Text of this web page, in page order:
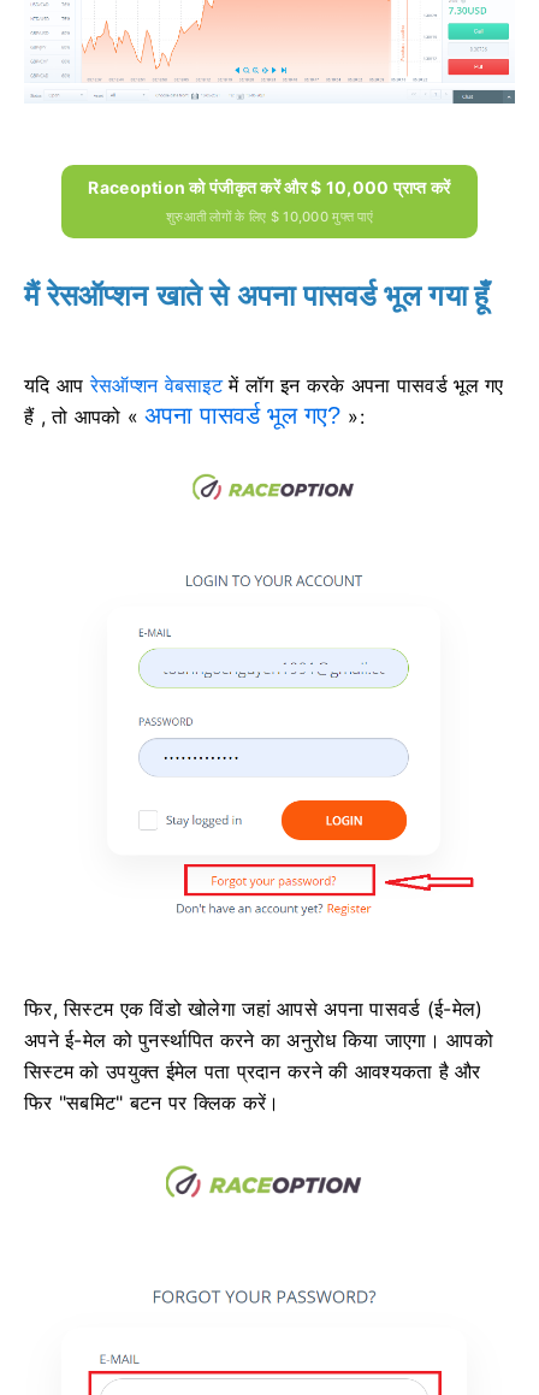
Raceoption को पंजीकृत करें और $ 10,000 प्राप्त करें
शुरुआती लोगों के लिए $ 10,000 मुफ्त पाएं
मैं रेसऑप्शन खाते से अपना पासवर्ड भूल गया हूँ
यदि आपरेसऑप्शन वेबसाइटमें लॉग इन करके अपना पासवर्ड भूल गए
हैं , तो आपको «अपना पासवर्ड भूल गए? »:
फिर, सिस्टम एक विंडो खोलेगा जहां आपसे अपना पासवर्ड (ई-मेल)
अपने ई-मेल को पुनर्स्थापित करने का अनुरोध किया जाएगा।आपको
सिस्टम को उपयुक्त ईमेल पता प्रदान करने की आवश्यकता है और
फिर "सबमिट" बटन पर क्लिक करें।